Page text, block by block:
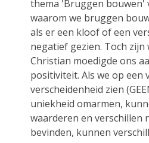
thema 'Bruggen bouwen'
waarom we bruggen
als er een kloof of een
negatief gezien. Toch
Christian moedigde ons
positiviteit. Als we op een
verscheidenheid zien
uniekheid omarmen,
waarderen en verschillen
bevinden, kunnen